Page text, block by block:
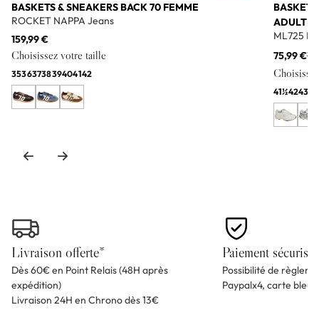
BASKETS & SNEAKERS BACK 70 FEMME
ROCKET NAPPA Jeans
159,99 €
Choisissez votre taille
3536373839404142
ADULTE
ML725
75,99 €
41½4243
Livraison offerte*
Dès 60€ en Point Relais (48H après
expédition)
Livraison 24H en Chrono dès 13€
Paiement sécurisé
Possibilité de
Paypalx4, carte